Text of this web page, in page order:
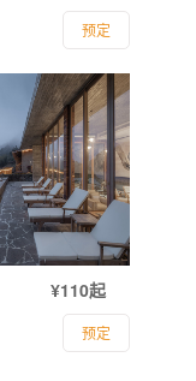
预定
¥110起
预定